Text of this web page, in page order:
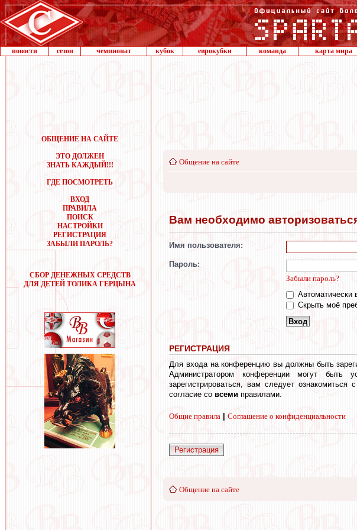
новости сезон чемпионат кубок еврокубки команда карта мира
ОБЩЕНИЕ НА САЙТЕ
ЭТО ДОЛЖЕН
ЗНАТЬ КАЖДЫЙ!!!
ГДЕ ПОСМОТРЕТЬ
ВХОД
ПРАВИЛА
ПОИСК
НАСТРОЙКИ
РЕГИСТРАЦИЯ
ЗАБЫЛИ ПАРОЛЬ?
СБОР ДЕНЕЖНЫХ СРЕДСТВ
ДЛЯ ДЕТЕЙ ТОЛИКА ГЕРЦЫНА
Общение на сайте
Вам необходимо
Имя пользователя:
Пароль:
Забыли пароль?
Автоматически
Скрыть моё
РЕГИСТРАЦИЯ
Для входа на конференцию вы должны быть
Администратором конференции могут быть
зарегистрироваться, вам следует
согласие со всеми правилами.
Общие правила Соглашение о конфиденциальности
Регистрация
Общение на сайте